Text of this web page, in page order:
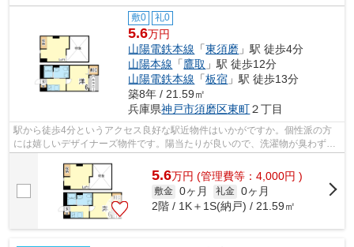
敷0 礼0
5.6万円
山陽電鉄本線 「東須磨 」駅 徒歩4分
山陽本線 「鷹取 」駅 徒歩12分
山陽電鉄本線 「板宿 」駅 徒歩13分
築8年 / 21.59㎡
兵庫県神戸市須磨区東町２丁目
駅から徒歩4分というアクセス良好な駅近物件はいかがですか。個性派の方
には嬉しいデザイナーズ物件です。陽当たりが良いので、洗濯物が臭わずに
乾きます。落ち着いた街並みが魅力のア...
5.6万円 (管理費等：4,000円 )
敷金 0ヶ月 礼金 0ヶ月
2階 / 1K＋1S(納戸) / 21.59㎡